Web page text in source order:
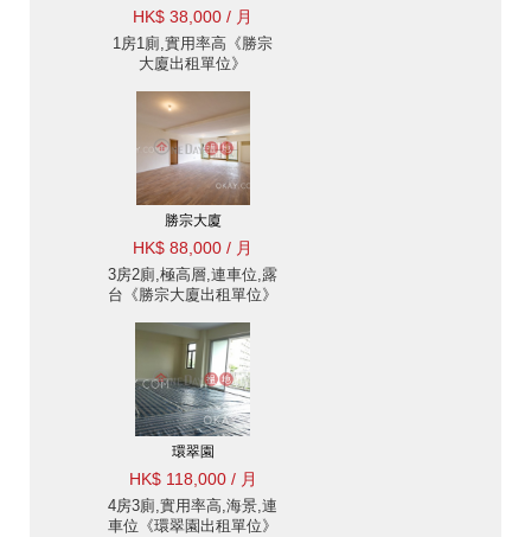
HK$ 38,000 / 月
1房1廁,實用率高《勝宗
大廈出租單位》
勝宗大廈
HK$ 88,000 / 月
3房2廁,極高層,連車位,露
台《勝宗大廈出租單位》
環翠園
HK$ 118,000 / 月
4房3廁,實用率高,海景,連
車位《環翠園出租單位》